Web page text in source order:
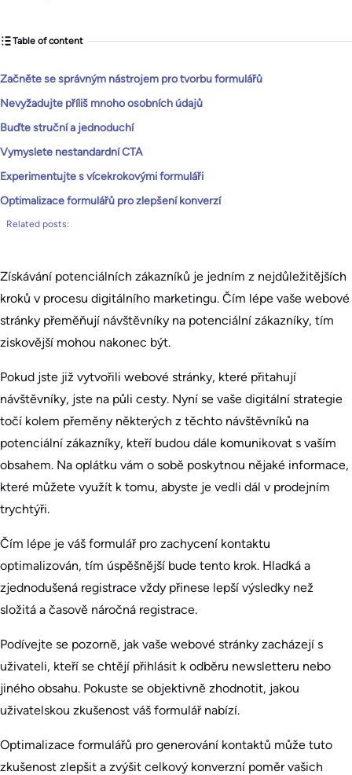
Table of content
Začněte se správným nástrojem pro tvorbu formulářů
Nevyžadujte příliš mnoho osobních údajů
Buďte struční a jednoduchí
Vymyslete nestandardní CTA
Experimentujte s vícekrokovými formuláři
Optimalizace formulářů pro zlepšení konverzí
Related posts:
Získávání potenciálních zákazníků je jedním z nejdůležitějších
kroků v procesu digitálního marketingu. Čím lépe vaše webové
stránky přeměňují návštěvníky na potenciální zákazníky, tím
ziskovější mohou nakonec být.
Pokud jste již vytvořili webové stránky, které přitahují
návštěvníky, jste na půli cesty. Nyní se vaše digitální strategie
točí kolem přeměny některých z těchto návštěvníků na
potenciální zákazníky, kteří budou dále komunikovat s vaším
obsahem. Na oplátku vám o sobě poskytnou nějaké informace,
které můžete využít k tomu, abyste je vedli dál v prodejním
trychtýři.
Čím lépe je váš formulář pro zachycení kontaktu
optimalizován, tím úspěšnější bude tento krok. Hladká a
zjednodušená registrace vždy přinese lepší výsledky než
složitá a časově náročná registrace.
Podívejte se pozorně, jak vaše webové stránky zacházejí s
uživateli, kteří se chtějí přihlásit k odběru newsletteru nebo
jiného obsahu. Pokuste se objektivně zhodnotit, jakou
uživatelskou zkušenost váš formulář nabízí.
Optimalizace formulářů pro generování kontaktů může tuto
zkušenost zlepšit a zvýšit celkový konverzní poměr vašich